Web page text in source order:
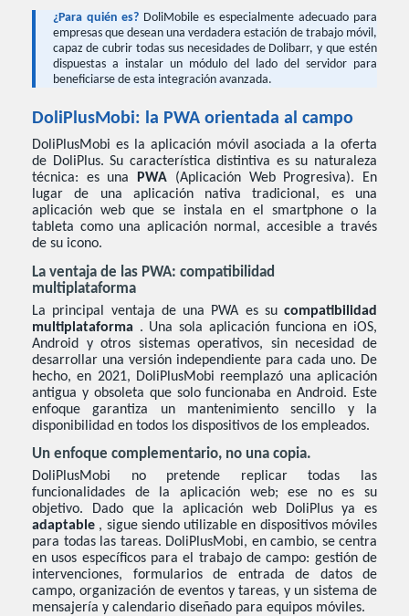
¿Para quién es? DoliMobile es especialmente adecuado para
empresas que desean una verdadera estación de trabajo móvil,
capaz de cubrir todas sus necesidades de Dolibarr, y que estén
dispuestas a instalar un módulo del lado del servidor para
beneficiarse de esta integración avanzada.
DoliPlusMobi: la PWA orientada al campo
DoliPlusMobi es la aplicación móvil asociada a la oferta
de DoliPlus. Su característica distintiva es su naturaleza
técnica: es una PWA (Aplicación Web Progresiva). En
lugar de una aplicación nativa tradicional, es una
aplicación web que se instala en el smartphone o la
tableta como una aplicación normal, accesible a través
de su icono.
La ventaja de las PWA: compatibilidad
multiplataforma
La principal ventaja de una PWA es su compatibilidad
multiplataforma . Una sola aplicación funciona en iOS,
Android y otros sistemas operativos, sin necesidad de
desarrollar una versión independiente para cada uno. De
hecho, en 2021, DoliPlusMobi reemplazó una aplicación
antigua y obsoleta que solo funcionaba en Android. Este
enfoque garantiza un mantenimiento sencillo y la
disponibilidad en todos los dispositivos de los empleados.
Un enfoque complementario, no una copia.
DoliPlusMobi no pretende replicar todas las
funcionalidades de la aplicación web; ese no es su
objetivo. Dado que la aplicación web DoliPlus ya es
adaptable , sigue siendo utilizable en dispositivos móviles
para todas las tareas. DoliPlusMobi, en cambio, se centra
en usos específicos para el trabajo de campo: gestión de
intervenciones, formularios de entrada de datos de
campo, organización de eventos y tareas, y un sistema de
mensajería y calendario diseñado para equipos móviles.